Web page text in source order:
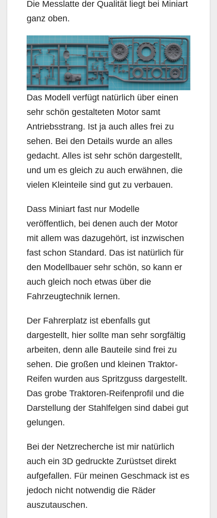
Die Messlatte der Qualität liegt bei Miniart
ganz oben.
Das Modell verfügt natürlich über einen
sehr schön gestalteten Motor samt
Antriebsstrang. Ist ja auch alles frei zu
sehen. Bei den Details wurde an alles
gedacht. Alles ist sehr schön dargestellt,
und um es gleich zu auch erwähnen, die
vielen Kleinteile sind gut zu verbauen.
Dass Miniart fast nur Modelle
veröffentlich, bei denen auch der Motor
mit allem was dazugehört, ist inzwischen
fast schon Standard. Das ist natürlich für
den Modellbauer sehr schön, so kann er
auch gleich noch etwas über die
Fahrzeugtechnik lernen.
Der Fahrerplatz ist ebenfalls gut
dargestellt, hier sollte man sehr sorgfältig
arbeiten, denn alle Bauteile sind frei zu
sehen. Die großen und kleinen Traktor-
Reifen wurden aus Spritzguss dargestellt.
Das grobe Traktoren-Reifenprofil und die
Darstellung der Stahlfelgen sind dabei gut
gelungen.
Bei der Netzrecherche ist mir natürlich
auch ein 3D gedruckte Zurüstset direkt
aufgefallen. Für meinen Geschmack ist es
jedoch nicht notwendig die Räder
auszutauschen.